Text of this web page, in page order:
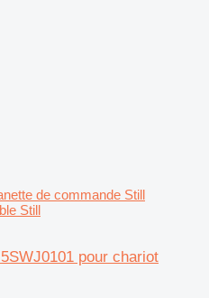
de commande Still
Still
pour chariot